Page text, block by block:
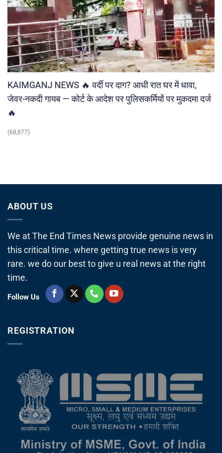
KAIMGANJ NEWS 🔥 वर्दी पर दाग? आधी रात घर में धावा,
जेवर-नकदी गायब — कोर्ट के आदेश पर पुलिसकर्मियों पर मुकदमा दर्ज
🔥
(68,877)
ABOUT US
We at The End Times News provide genuine news in
this critical time. where getting true news is very
rare. we do our best to give u real news at the right
time.
Follow Us
REGISTRATION